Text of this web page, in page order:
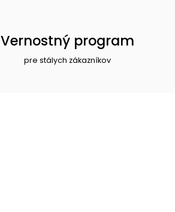
Vernostný program
pre stálych zákazníkov